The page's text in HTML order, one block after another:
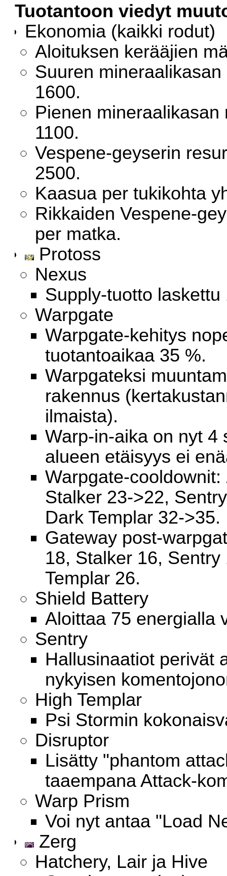
Tuotantoon viedyt
Ekonomia (kaikki rodut)
Aloituksen kerääjien
Suuren
1600.
Pienen
1100.
Vespene-geyserin
2500.
Kaasua per tukikohta
Rikkaiden Vespene-
per matka.
Protoss
Nexus
Supply-tuotto laskettu
Warpgate
Warpgate-kehitys
tuotantoaikaa 35 %.
Warpgateksi
rakennus
ilmaista).
Warp-in-aika on nyt 4
alueen etäisyys ei
Warpgate-
Stalker 23->22,
Dark Templar 32->35.
Gateway post-
18, Stalker 16,
Templar 26.
Shield Battery
Aloittaa 75 energialla
Sentry
Hallusinaatiot perivät
nykyisen
High Templar
Psi Stormin
Disruptor
Lisätty "phantom
taaempana Attack-
Warp Prism
Voi nyt antaa "Load
Zerg
Hatchery, Lair ja Hive